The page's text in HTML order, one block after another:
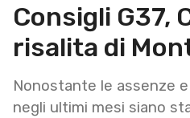
Consigli G37,
risalita di
Nonostante le assenze
negli ultimi mesi siano